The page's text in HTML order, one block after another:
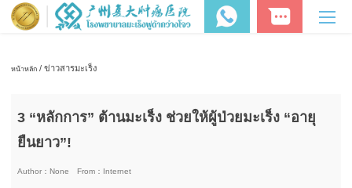
หน้าหลัก/ ข่าวสารมะเร็ง
3 “หลักการ” ต้านมะเร็ง ช่วยให้ผู้ป่วยมะเร็ง “อายุ
ยืนยาว”!
Author： None From： Internet